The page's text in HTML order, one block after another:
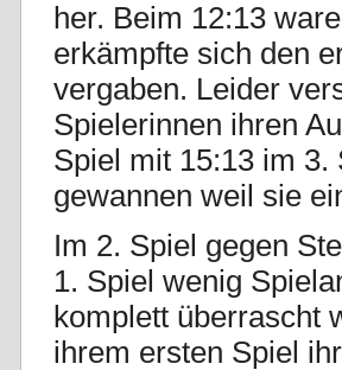
her. Beim 12:13
erkämpfte sich den
vergaben. Leider
Spielerinnen ihren
Spiel mit 15:13 im 3.
gewannen weil sie
Im 2. Spiel gegen
1. Spiel wenig
komplett überrascht
ihrem ersten Spiel